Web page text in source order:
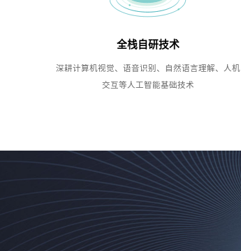
全栈自研技术
深耕计算机视觉、语音识别、自然语言理解、人机
交互等人工智能基础技术